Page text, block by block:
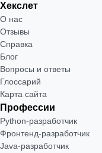
Хекслет
О нас
Отзывы
Справка
Блог
Вопросы и ответы
Глоссарий
Карта сайта
Профессии
Python-разработчик
Фронтенд-разработчик
Java-разработчик